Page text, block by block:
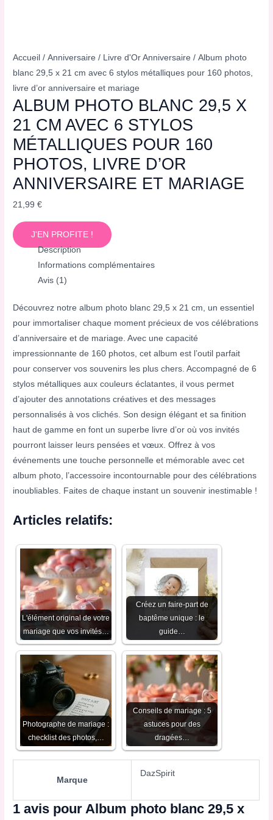
Accueil /Anniversaire / Livre d'Or Anniversaire / Album photo
blanc 29,5 x 21 cm avec 6 stylos métalliques pour 160 photos,
livre d’or anniversaire et mariage
ALBUM PHOTO BLANC 29,5 X
21 CM AVEC 6 STYLOS
MÉTALLIQUES POUR 160
PHOTOS, LIVRE D’OR
ANNIVERSAIRE ET MARIAGE
21,99€
J'EN PROFITE !
Description
Informations complémentaires
Avis (1)
Découvrez notre album photo blanc 29,5 x 21 cm, un essentiel
pour immortaliser chaque moment précieux de vos célébrations
d’anniversaire et de mariage. Avec une capacité
impressionnante de 160 photos, cet album est l’outil parfait
pour conserver vos souvenirs les plus chers. Accompagné de 6
stylos métalliques aux couleurs éclatantes, il vous permet
d’ajouter des annotations créatives et des messages
personnalisés à vos clichés. Son design élégant et sa finition
haut de gamme en font un superbe livre d’or où vos invités
pourront laisser leurs pensées et vœux. Offrez à vos
événements une touche personnelle et mémorable avec cet
album photo, l’accessoire incontournable pour des célébrations
inoubliables. Faites de chaque instant un souvenir inestimable !
Articles relatifs:
L'élément original de votre
mariage que vos invités…
Créez un faire-part de
baptême unique : le
guide…
Photographe de mariage :
checklist des photos,…
Conseils de mariage : 5
astuces pour des
dragées…
Marque
DazSpirit
1 avis pour Album photo blanc 29,5 x